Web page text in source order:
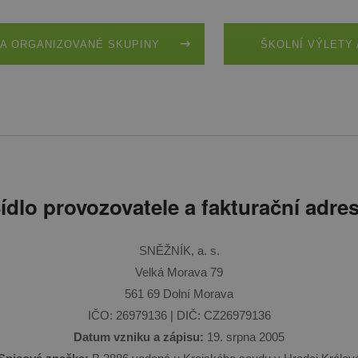
ORGANIZOVANÉ SKUPINY ŠKOLNÍ VÝLETY
provozovatele a fakturační
SNĚŽNÍK, a. s.
Velká Morava 79
561 69 Dolní Morava
IČO: 26979136 | DIČ: CZ26979136
Datum vzniku a zápisu: 19. srpna 2005